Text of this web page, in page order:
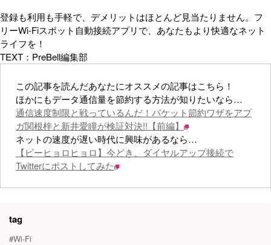
登録も利用も手軽で、デメリットはほとんど見当たりません。フ
リーWi-Fiスポット自動接続アプリで、あなたもより快適なネット
ライフを！
TEXT：PreBell編集部
この記事を読んだあなたにオススメの記事はこちら！
ほかにもデータ通信量を節約する方法が知りたいなら…
通信速度制限と戦っているんだ！パケット節約ワザをアプ
ガ関根梓と新井愛瞳が検証対決!!【前編】
ネットの速度が遅い時代に興味があるなら…
【ピーヒョロヒョロ】今どき、ダイヤルアップ接続で
Twitterにポストしてみた
tag
#Wi-Fi